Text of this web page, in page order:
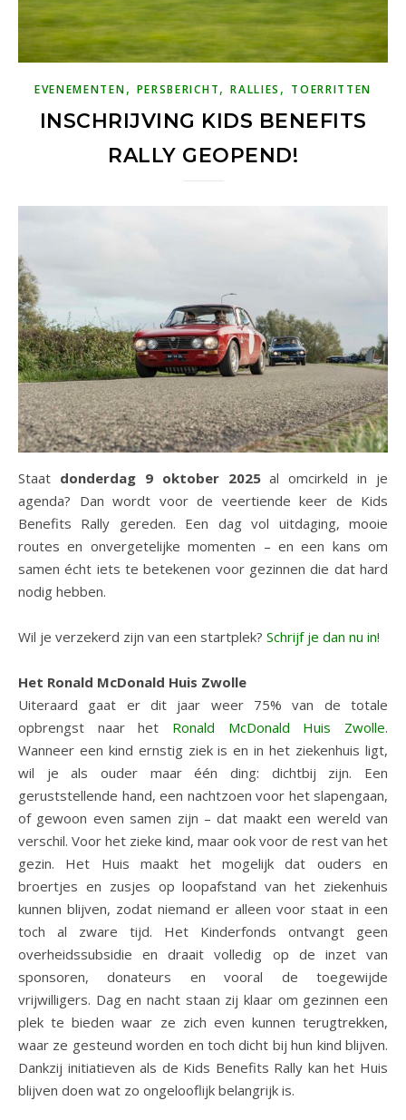
EVENEMENTEN, PERSBERICHT,RALLIES , TOERRITTEN
INSCHRIJVING KIDS BENEFITS
RALLY GEOPEND!
Staat donderdag 9 oktober 2025al omcirkeld in je
agenda? Dan wordt voor de veertiende keer de Kids
Benefits Rally gereden. Een dag vol uitdaging, mooie
routes en onvergetelijke momenten – en een kans om
samen écht iets te betekenen voor gezinnen die dat hard
nodig hebben.
Wil je verzekerd zijn van een startplek? Schrijf je dan nu in!
Het Ronald McDonald Huis Zwolle
Uiteraard gaat er dit jaar weer 75% van de totale
opbrengst naar het Ronald McDonald Huis Zwolle.
Wanneer een kind ernstig ziek is en in het ziekenhuis ligt,
wil je als ouder maar één ding: dichtbij zijn. Een
geruststellende hand, een nachtzoen voor het slapengaan,
of gewoon even samen zijn – dat maakt een wereld van
verschil. Voor het zieke kind, maar ook voor de rest van het
gezin. Het Huis maakt het mogelijk dat ouders en
broertjes en zusjes op loopafstand van het ziekenhuis
kunnen blijven, zodat niemand er alleen voor staat in een
toch al zware tijd. Het Kinderfonds ontvangt geen
overheidssubsidie en draait volledig op de inzet van
sponsoren, donateurs en vooral de toegewijde
vrijwilligers. Dag en nacht staan zij klaar om gezinnen een
plek te bieden waar ze zich even kunnen terugtrekken,
waar ze gesteund worden en toch dicht bij hun kind blijven.
Dankzij initiatieven als de Kids Benefits Rally kan het Huis
blijven doen wat zo ongelooflijk belangrijk is.